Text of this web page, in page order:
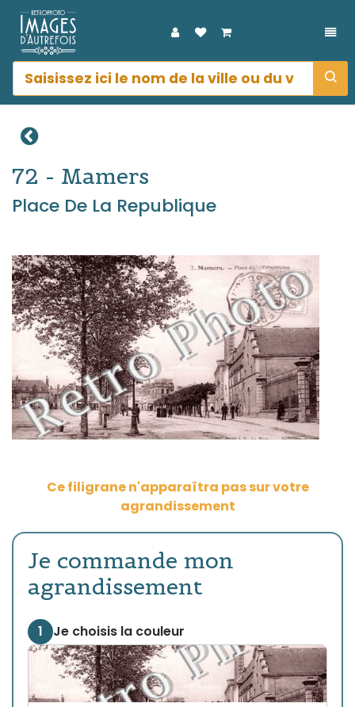
72 - Mamers
Place De La Republique
Ce filigrane n'apparaîtra pas sur votre
agrandissement
Je commande mon
agrandissement
1 Je choisis la couleur